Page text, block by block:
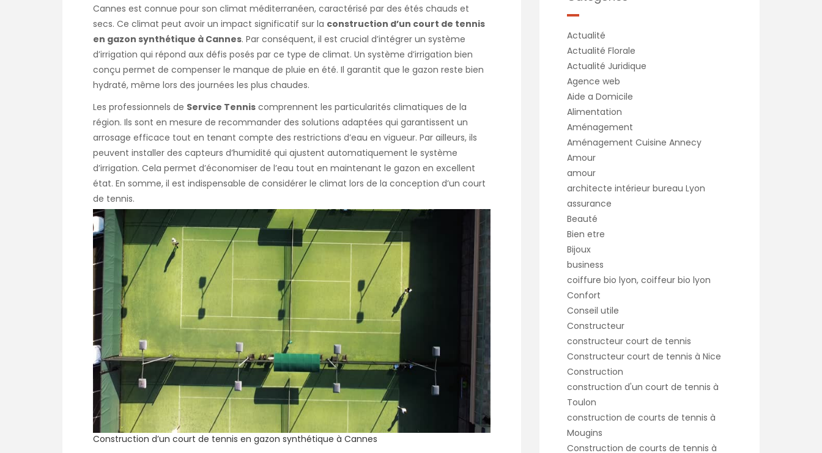
Cannes est connue pour son climat méditerranéen, caractérisé par des étés chauds et
secs. Ce climat peut avoir un impact significatif sur la construction d’un court de tennis
en gazon synthétique à Cannes. Par conséquent, il est crucial d’intégrer un système
d’irrigation qui répond aux défis posés par ce type de climat. Un système d’irrigation bien
conçu permet de compenser le manque de pluie en été. Il garantit que le gazon reste bien
hydraté, même lors des journées les plus chaudes.
Les professionnels de Service Tennis comprennent les particularités climatiques de la
région. Ils sont en mesure de recommander des solutions adaptées qui garantissent un
arrosage efficace tout en tenant compte des restrictions d’eau en vigueur. Par ailleurs, ils
peuvent installer des capteurs d’humidité qui ajustent automatiquement le système
d’irrigation. Cela permet d’économiser de l’eau tout en maintenant le gazon en excellent
état. En somme, il est indispensable de considérer le climat lors de la conception d’un court
de tennis.
Construction d’un court de tennis en gazon synthétique à Cannes
Actualité
Actualité Florale
Actualité Juridique
Agence web
Aide a Domicile
Alimentation
Aménagement
Aménagement Cuisine Annecy
Amour
amour
architecte intérieur bureau Lyon
assurance
Beauté
Bien etre
Bijoux
business
coiffure bio lyon, coiffeur bio lyon
Confort
Conseil utile
Constructeur
constructeur court de tennis
Constructeur court de tennis à Nice
Construction
construction d'un court de tennis à
Toulon
construction de courts de tennis à
Mougins
Construction de courts de tennis à